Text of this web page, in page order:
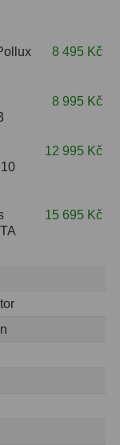
8 495 Kč
8 995 Kč
12 995 Kč
15 695 Kč